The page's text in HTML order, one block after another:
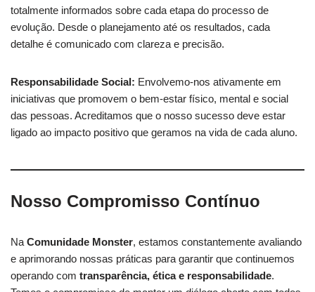
totalmente informados sobre cada etapa do processo de
evolução. Desde o planejamento até os resultados, cada
detalhe é comunicado com clareza e precisão.
Responsabilidade Social: Envolvemo-nos ativamente em
iniciativas que promovem o bem-estar físico, mental e social
das pessoas. Acreditamos que o nosso sucesso deve estar
ligado ao impacto positivo que geramos na vida de cada aluno.
Nosso Compromisso Contínuo
Na Comunidade Monster, estamos constantemente avaliando
e aprimorando nossas práticas para garantir que continuemos
operando com transparência, ética e responsabilidade.